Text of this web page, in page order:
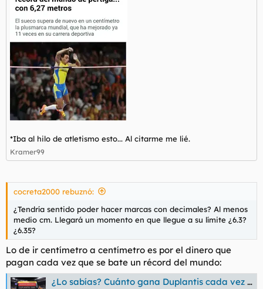
*Iba al hilo de atletismo esto... Al citarme me lié.
Kramer99
cocreta2000 rebuznó:
¿Tendría sentido poder hacer marcas con decimales? Al menos
medio cm. Llegará un momento en que llegue a su límite ¿6.3?
¿6.35?
Lo de ir centímetro a centímetro es por el dinero que
pagan cada vez que se bate un récord del mundo:
¿Lo sabías? Cuánto gana Duplantis cada vez que bate su propio récord del mundo